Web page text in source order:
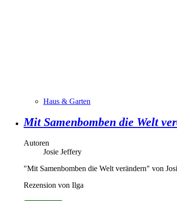
Haus & Garten
Mit Samenbomben die Welt
Autoren
Josie Jeffery
"Mit Samenbomben die Welt verändern" von
Rezension von Ilga